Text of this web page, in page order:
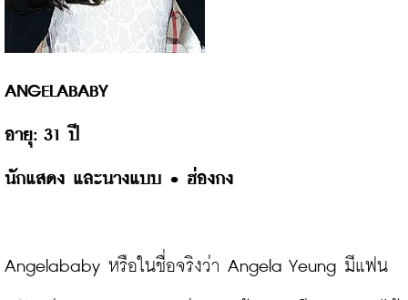
นักแสดง และนางแบบ • ฮ่องกง
Angelababy หรือในชื่อจริงว่า Angela Yeung มีแฟน